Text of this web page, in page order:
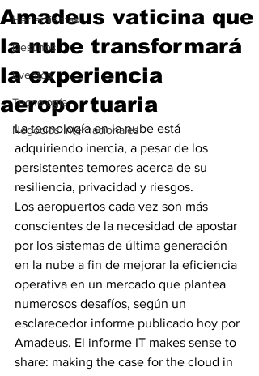
Herramientas
Destinos
Eventos
Tecnología
Negocios Internacionales
Amadeus vaticina que
la nube transformará
la experiencia
aeroportuaria
La tecnología en la nube está
adquiriendo inercia, a pesar de los
persistentes temores acerca de su
resiliencia, privacidad y riesgos.
Los aeropuertos cada vez son más
conscientes de la necesidad de apostar
por los sistemas de última generación
en la nube a fin de mejorar la eficiencia
operativa en un mercado que plantea
numerosos desafíos, según un
esclarecedor informe publicado hoy por
Amadeus. El informe IT makes sense to
share: making the case for the cloud in